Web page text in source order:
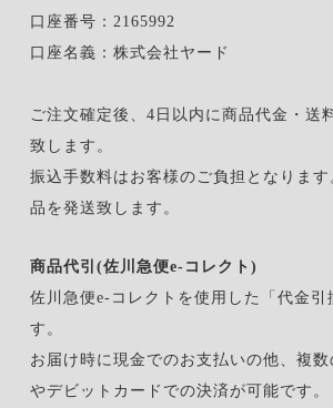
口座番号：2165992
口座名義：株式会社ヤード
ご注文確定後、4日以内に商品代金・送
致します。
振込手数料はお客様のご負担となりま
品を発送致します。
商品代引(佐川急便e-コレクト)
佐川急便e-コレクトを使用した「代金引
す。
お届け時に現金でのお支払いの他、複
やデビットカードでの決済が可能です。